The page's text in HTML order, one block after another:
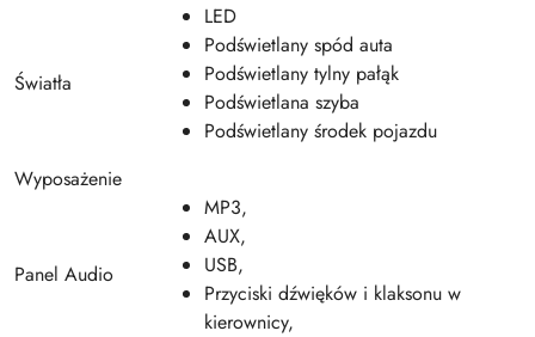
Światła
LED
Podświetlany spód auta
Podświetlany tylny pałąk
Podświetlana szyba
Podświetlany środek pojazdu
Wyposażenie
Panel Audio
MP3,
AUX,
USB,
Przyciski dźwięków i klaksonu w
kierownicy,